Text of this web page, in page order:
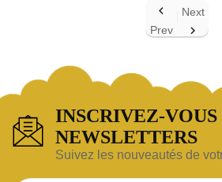

Prev
Next

INSCRIVEZ-
NEWSLETTERS
Suivez les nouveautés de